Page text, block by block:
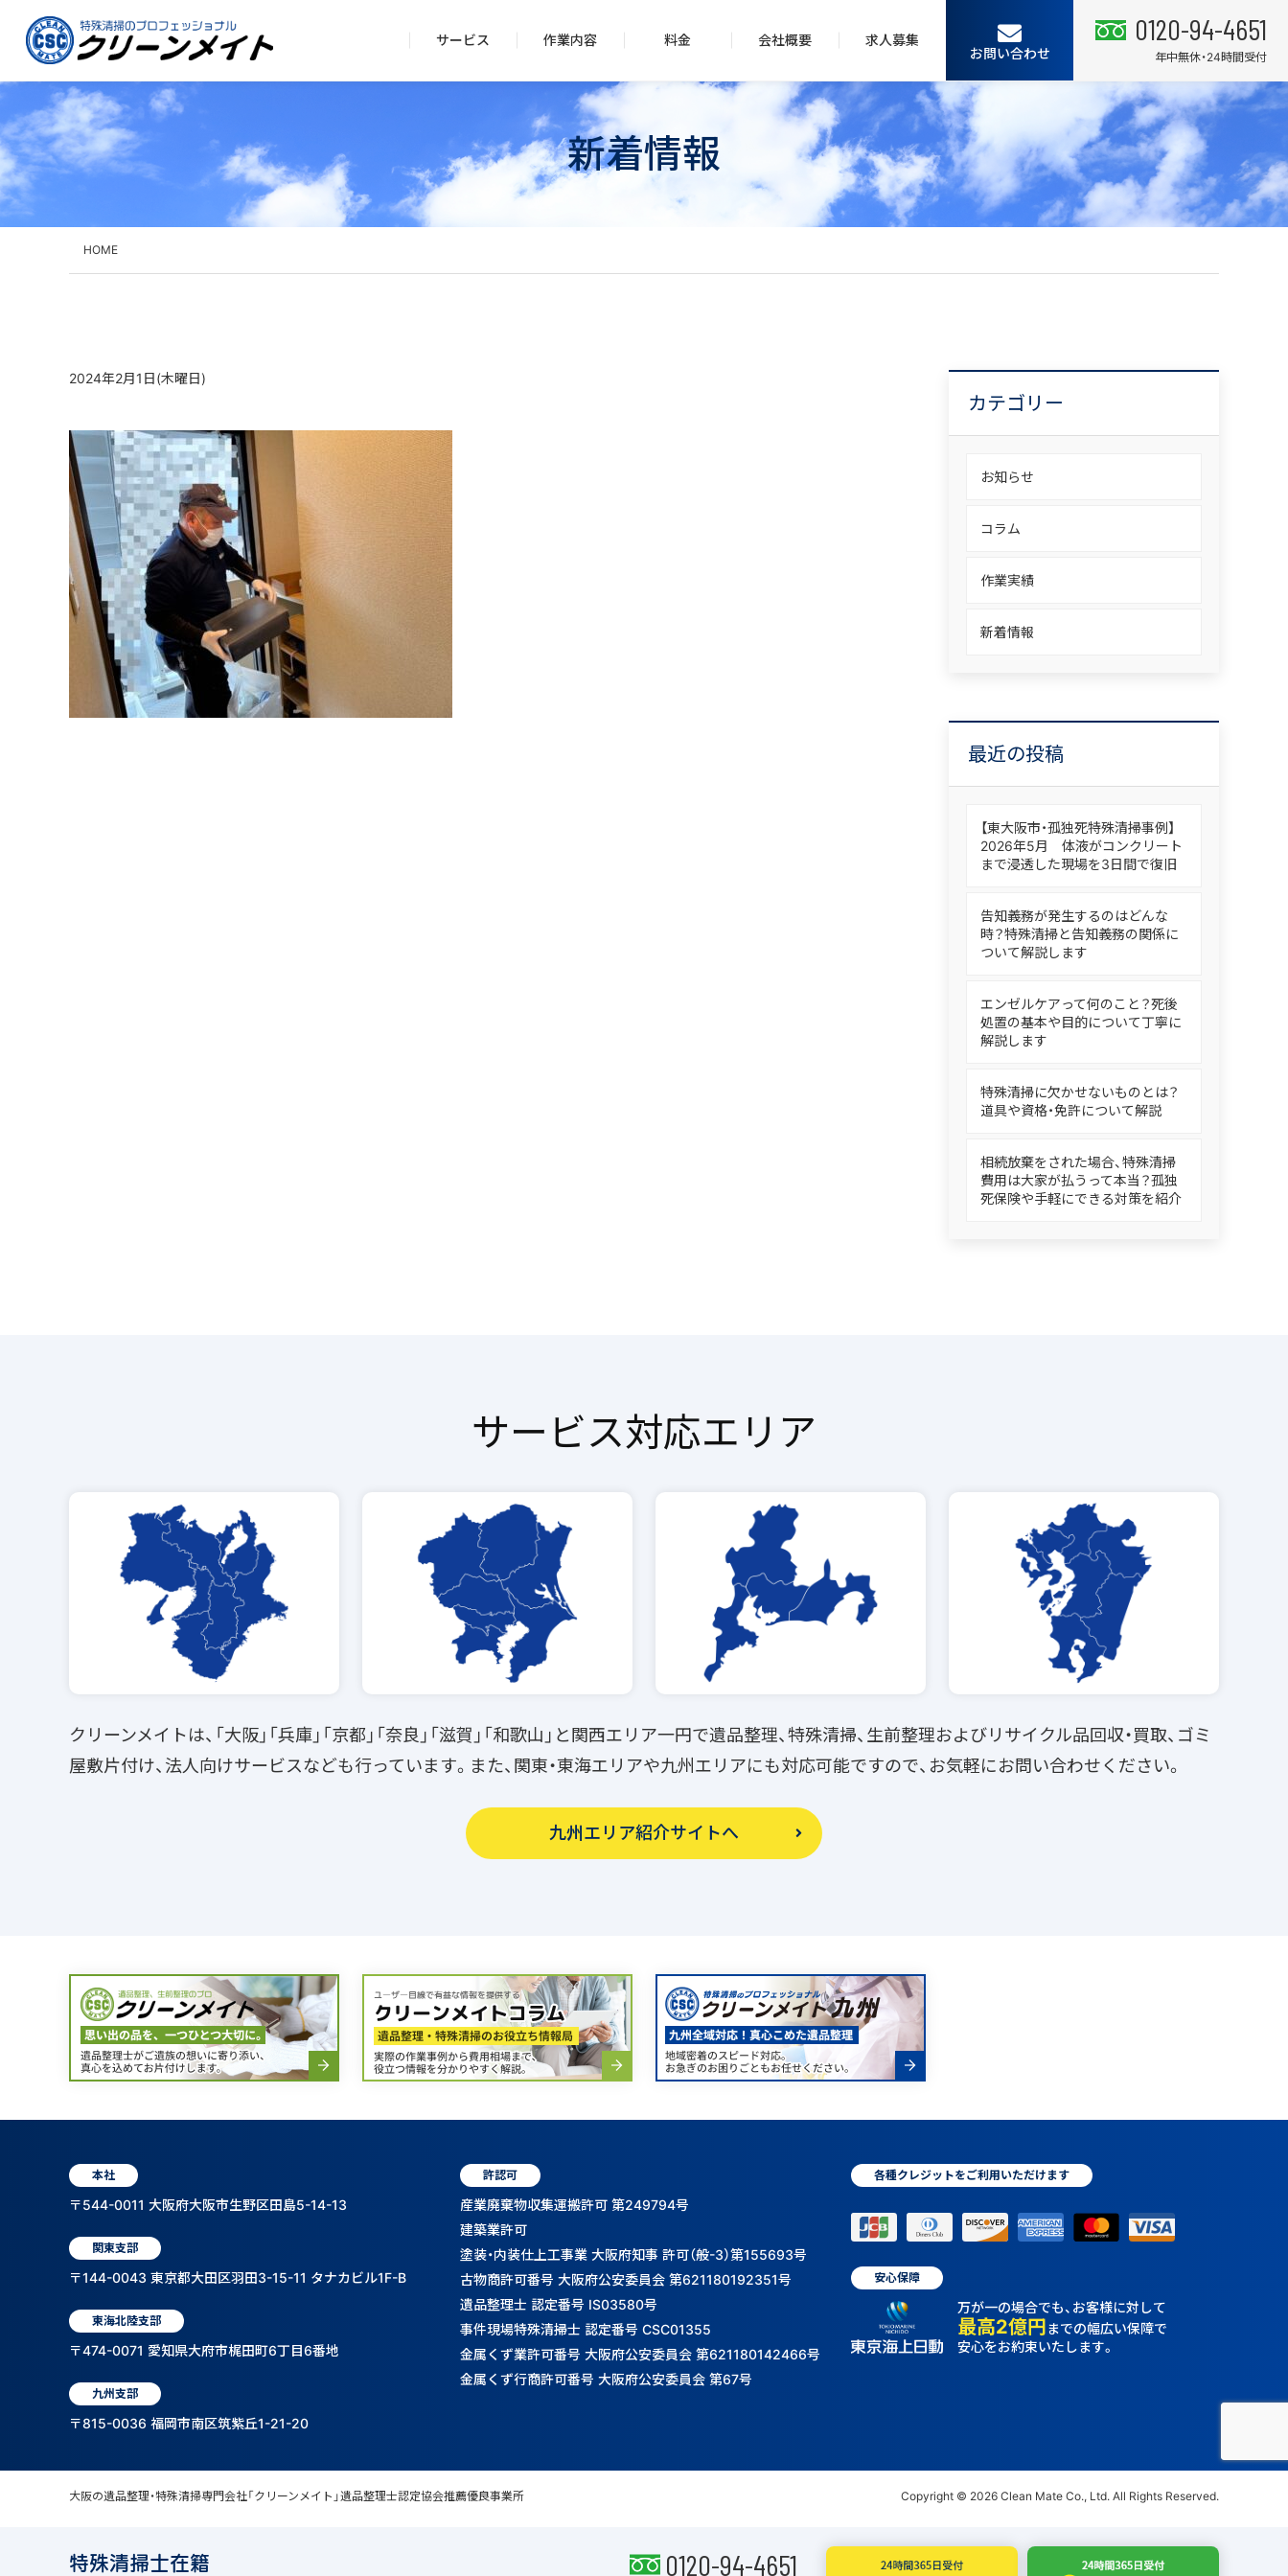
サービス 作業内容 料金 会社概要
求人募集
お問い合わせ
0120-94-4651
年中無休・24時間受付
新着情報
HOME
2024年2月1日(木曜日)
カテゴリー
お知らせ
コラム
作業実績
新着情報
最近の投稿
【東大阪市・孤独死特殊清掃事例】
2026年5月 体液がコンクリート
まで浸透した現場を3日間で復旧
告知義務が発生するのはどんな
時？特殊清掃と告知義務の関係に
ついて解説します
エンゼルケアって何のこと？死後
処置の基本や目的について丁寧に
解説します
特殊清掃に欠かせないものとは？
道具や資格・免許について解説
相続放棄をされた場合、特殊清掃
費用は大家が払うって本当？孤独
死保険や手軽にできる対策を紹介
サービス対応エリア
クリーンメイトは、「大阪」「兵庫」「京都」「奈良」「滋賀」「和歌山」と関西エリア一円で遺品整理、特殊清掃、生前整理およびリサイクル品回収・買取、ゴミ
屋敷片付け、法人向けサービスなども行っています。また、関東・東海エリアや九州エリアにも対応可能ですので、お気軽にお問い合わせください。
九州エリア紹介サイトへ
本社
〒544-0011 大阪府大阪市生野区田島5-14-13
関東支部
〒144-0043 東京都大田区羽田3-15-11 タナカビル1F-B
東海北陸支部
〒474-0071 愛知県大府市梶田町6丁目6番地
九州支部
〒815-0036 福岡市南区筑紫丘1-21-20
許認可
産業廃棄物収集運搬許可 第249794号
建築業許可
塗装・内装仕上工事業 大阪府知事 許可（般-3）第155693号
古物商許可番号 大阪府公安委員会 第621180192351号
遺品整理士 認定番号 IS03580号
事件現場特殊清掃士 認定番号 CSC01355
金属くず業許可番号 大阪府公安委員会 第621180142466号
金属くず行商許可番号 大阪府公安委員会 第67号
各種クレジットをご利用いただけます
安心保障
万が一の場合でも、お客様に対して
最高2億円までの幅広い保障で
安心をお約束いたします。
大阪の遺品整理・特殊清掃専門会社「クリーンメイト」遺品整理士認定協会推薦優良事業所 Copyright © 2026 Clean Mate Co., Ltd. All Rights Reserved.
特殊清掃士在籍 0120-94-4651